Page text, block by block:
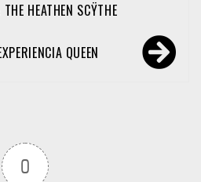
HEATHEN SCŸTHE
QUEEN
0